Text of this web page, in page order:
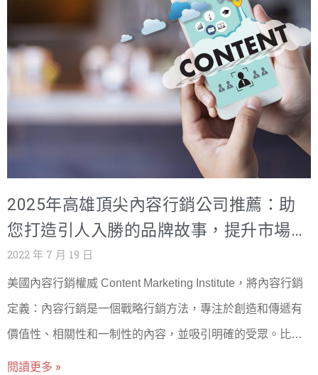
旨在提高網站在搜索引擎中的排名和可見性，從而吸引更多
的自然流量。這需要持續的關鍵字研究、優質內容創作、技
術優化以及建立高質量的外部鏈接。通過有效的SEO策略，
網站可以在競爭激烈的數字市場中脫穎而出。 做好SEO行銷
能帶給企業官網以下多方面的效益： 總結來說，SEO行銷不
僅能夠提升網站的可見度和流量，還能夠為企業帶來多方面
的長期效益，成為一個強而有力的數位行銷策略。 1. 增加網
上的排名，這將直接增加
礎知識、收費行情、簽約注意事項等內容，好讓你在挑選台
北的SEO公司時，也可以讓自己有個依據，而不會變成冤大
頭！ 延伸閱讀: 2026 台灣 SEO 公司推薦 TOP10｜SEO 與
GEO 行銷公司怎麼選 SEO是什麼?為什麼這麼多公司都想要
做SEO呢? SEO的全名是Search Engine Optimization搜尋引
擎優化，是指透過一系列的操作手法，讓用戶在搜尋指定關
鍵字詞時，能讓自己的網站或某個頁面顯示靠前，將自然排
序位置提高，而達到大量曝光的效果，這一系列的操作就稱
之為SEO行銷。而依照搜尋引擎龍頭Google的公開文件表
示，要做這樣的搜尋引擎優化就有超過100多項的內容可以操
2025年高雄頂尖內容行銷公司推薦：助
您打造引人入勝的品牌故事，提升市場影
響力
2022 年 7 月 19 日
美國內容行銷權威 Content Marketing Institute，將內容行銷
定義：內容行銷是一個戰略行銷方法，專注於創造和傳遞有
價值性、相關性和一制性的內容，並吸引明確的受眾。比起
傳統行銷，內容行銷 Content Marketing更著重在內容的「產
閱讀更多 »